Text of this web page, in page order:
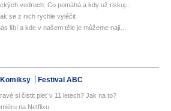
vedrech: Co pomáhá a kdy už riskuj...
se z nich rychle vyléčit
líbí a kde v našem těle je můžeme nají...
Komiksy Festival ABC
si čistit pleť v 11 letech? Jak na to?
na Netflixu